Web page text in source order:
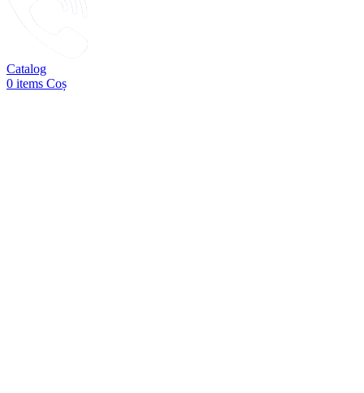
Catalog
0 items Coș